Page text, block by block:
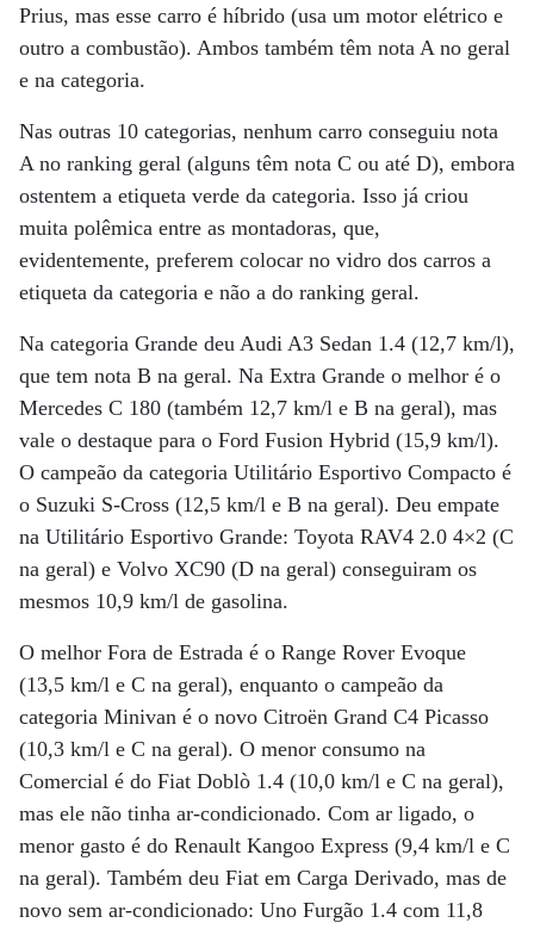
Prius, mas esse carro é híbrido (usa um motor elétrico e
outro a combustão). Ambos também têm nota A no geral
e na categoria.
Nas outras 10 categorias, nenhum carro conseguiu nota
A no ranking geral (alguns têm nota C ou até D), embora
ostentem a etiqueta verde da categoria. Isso já criou
muita polêmica entre as montadoras, que,
evidentemente, preferem colocar no vidro dos carros a
etiqueta da categoria e não a do ranking geral.
Na categoria Grande deu Audi A3 Sedan 1.4 (12,7 km/l),
que tem nota B na geral. Na Extra Grande o melhor é o
Mercedes C 180 (também 12,7 km/l e B na geral), mas
vale o destaque para o Ford Fusion Hybrid (15,9 km/l).
O campeão da categoria Utilitário Esportivo Compacto é
o Suzuki S-Cross (12,5 km/l e B na geral). Deu empate
na Utilitário Esportivo Grande: Toyota RAV4 2.0 4×2 (C
na geral) e Volvo XC90 (D na geral) conseguiram os
mesmos 10,9 km/l de gasolina.
O melhor Fora de Estrada é o Range Rover Evoque
(13,5 km/l e C na geral), enquanto o campeão da
categoria Minivan é o novo Citroën Grand C4 Picasso
(10,3 km/l e C na geral). O menor consumo na
Comercial é do Fiat Doblò 1.4 (10,0 km/l e C na geral),
mas ele não tinha ar-condicionado. Com ar ligado, o
menor gasto é do Renault Kangoo Express (9,4 km/l e C
na geral). Também deu Fiat em Carga Derivado, mas de
novo sem ar-condicionado: Uno Furgão 1.4 com 11,8